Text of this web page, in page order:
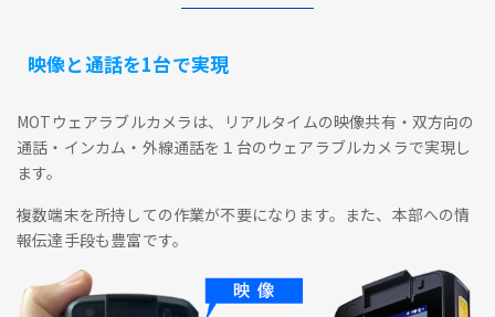
映像と通話を1台で実現
MOTウェアラブルカメラは、リアルタイムの映像共有・双方向の
通話・インカム・外線通話を１台のウェアラブルカメラで実現し
ます。
複数端末を所持しての作業が不要になります。また、本部への情
報伝達手段も豊富です。